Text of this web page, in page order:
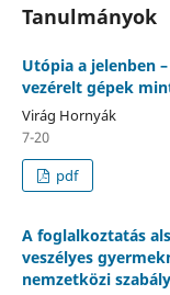
Tanulmányok
Utópia a jelenben
vezérelt gépek
Virág Hornyák
7-20
pdf
A foglalkoztatás
veszélyes
nemzetközi